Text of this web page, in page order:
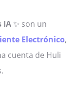
IA ✨ son un
Electrónico,
cuenta de Huli